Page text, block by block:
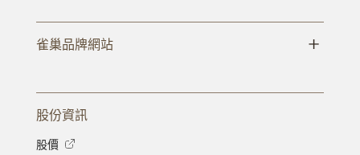
雀巢品牌網站 +
股份資訊
股價